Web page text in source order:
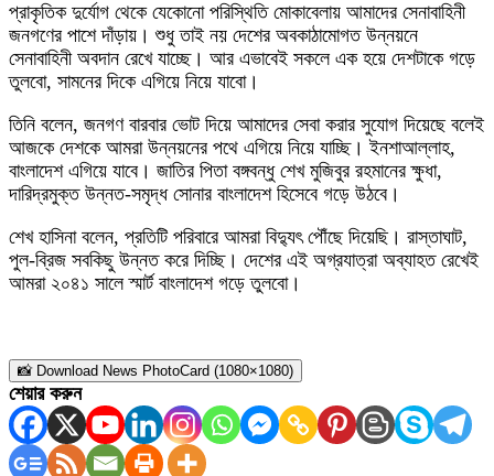
প্রাকৃতিক দুর্যোগ থেকে যেকোনো পরিস্থিতি মোকাবেলায় আমাদের সেনাবাহিনী
জনগণের পাশে দাঁড়ায়। শুধু তাই নয় দেশের অবকাঠামোগত উন্নয়নে
সেনাবাহিনী অবদান রেখে যাচ্ছে। আর এভাবেই সকলে এক হয়ে দেশটাকে গড়ে
তুলবো, সামনের দিকে এগিয়ে নিয়ে যাবো।
তিনি বলেন, জনগণ বারবার ভোট দিয়ে আমাদের সেবা করার সুযোগ দিয়েছে বলেই
আজকে দেশকে আমরা উন্নয়নের পথে এগিয়ে নিয়ে যাচ্ছি। ইনশাআল্লাহ,
বাংলাদেশ এগিয়ে যাবে। জাতির পিতা বঙ্গবন্ধু শেখ মুজিবুর রহমানের ক্ষুধা,
দারিদ্রমুক্ত উন্নত-সমৃদ্ধ সোনার বাংলাদেশ হিসেবে গড়ে উঠবে।
শেখ হাসিনা বলেন, প্রতিটি পরিবারে আমরা বিদ্যুৎ পৌঁছে দিয়েছি। রাস্তাঘাট,
পুল-ব্রিজ সবকিছু উন্নত করে দিচ্ছি। দেশের এই অগ্রযাত্রা অব্যাহত রেখেই
আমরা ২০৪১ সালে স্মার্ট বাংলাদেশ গড়ে তুলবো।
📸 Download News PhotoCard (1080×1080)
শেয়ার করুন